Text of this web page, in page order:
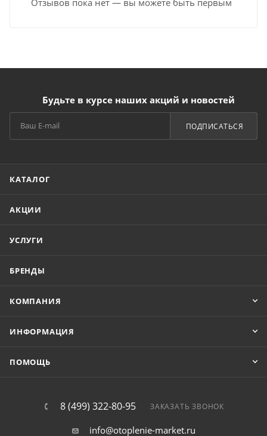
Будьте в курсе наших акций и новостей
ПОДПИСАТЬСЯ
КАТАЛОГ
АКЦИИ
УСЛУГИ
БРЕНДЫ
КОМПАНИЯ
ИНФОРМАЦИЯ
ПОМОЩЬ
8 (499) 322-80-95 ЗАКАЗАТЬ ЗВОНОК
info@otoplenie-market.ru